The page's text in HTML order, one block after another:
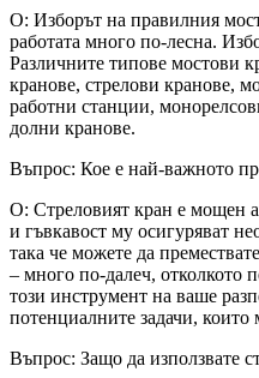
О: Изборът на правилния
работата много по-лесна.
Различните типове мостови
кранове, стрелови кранове,
работни станции,
долни кранове.
Въпрос: Кое е най-важното
О: Стреловият кран е мощен
и гъвкавост му осигуряват
така че можете да
– много по-далеч, отколкото
този инструмент на ваше
потенциалните задачи, които
Въпрос: Защо да използвате